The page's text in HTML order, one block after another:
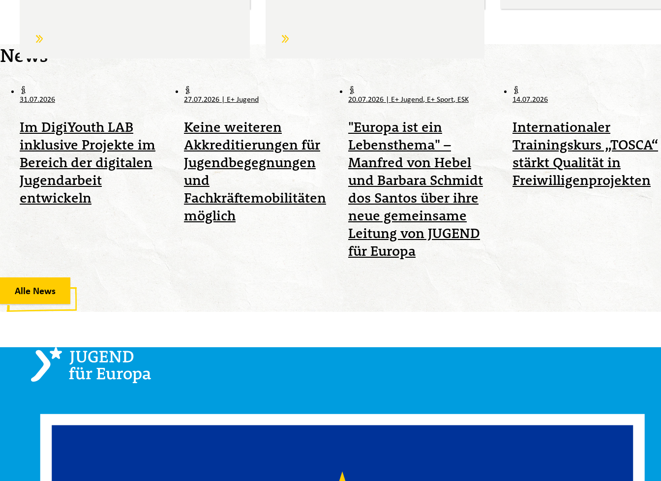
Weiterlesen Weiterlesen
Lernen Sie auf unseren
Sport und im Europäischen
Solidaritätskorps als auch die
Antragsstellung näher kennen.
News
31.07.2026
Im DigiYouth LAB
inklusive Projekte im
Bereich der digitalen
Jugendarbeit
entwickeln
27.07.2026 | E+ Jugend
Keine weiteren
Akkreditierungen für
Jugendbegegnungen
und
Fachkräftemobilitäten
möglich
20.07.2026 | E+ Jugend E+ Sport ESK
"Europa ist ein
Lebensthema" –
Manfred von Hebel
und Barbara Schmidt
dos Santos über ihre
neue gemeinsame
Leitung von JUGEND
für Europa
14.07.2026
Internationaler
Trainingskurs „TOSCA“
stärkt Qualität in
Freiwilligenprojekten
Alle News